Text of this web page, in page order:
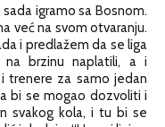
igramo sa Bosnom.
već na svom otvaranju.
i predlažem da se liga
brzinu naplatili, a i
trenere za samo jedan
bi se mogao dozvoliti i
svakog kola, i tu bi se